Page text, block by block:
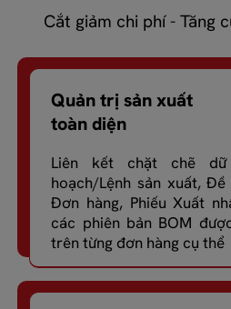
Cắt giảm chi phí - Tăng
Quản trị sản xuất
toàn diện
Liên kết chặt chẽ
hoạch/Lệnh sản xuất, Đề
Đơn hàng, Phiếu Xuất
các phiên bản BOM
trên từng đơn hàng cụ thể